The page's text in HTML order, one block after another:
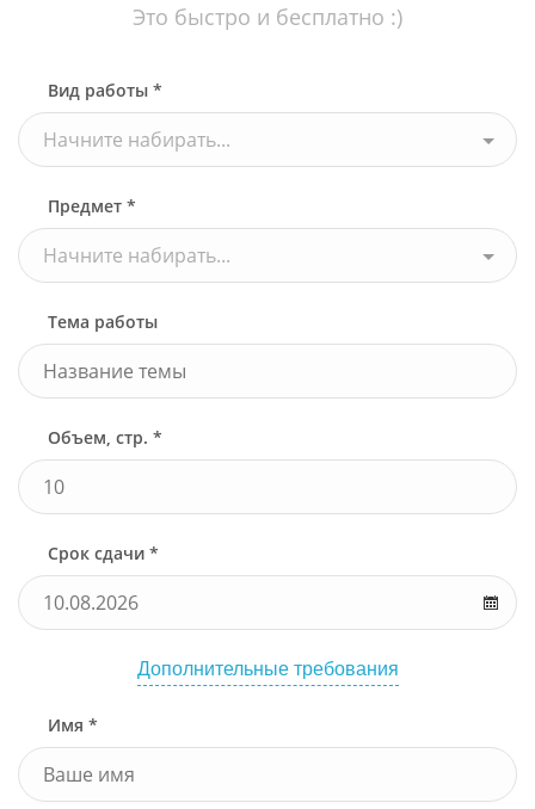
Это быстро и бесплатно :)
Вид работы *
Начните набирать...
Предмет *
Начните набирать...
Тема работы
Объем, стр. *
Срок сдачи *
Дополнительные требования
Имя *